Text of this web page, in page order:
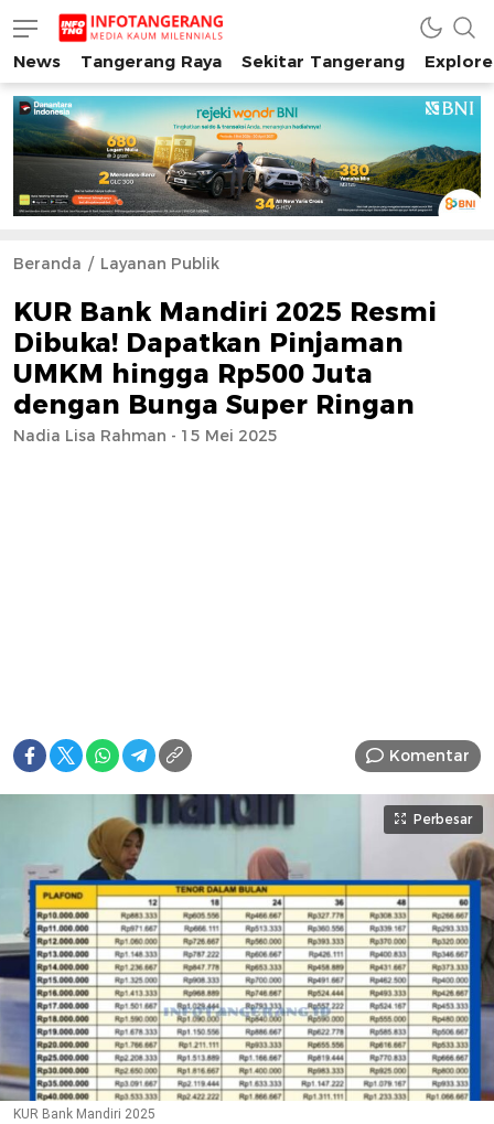
INFO TANGERANG
Media Kaum Millenials Tangerang Raya
News Tangerang Raya Sekitar Tangerang
Beranda Layanan Publik
KUR Bank Mandiri 2025 Resmi
Dibuka! Dapatkan Pinjaman
UMKM hingga Rp500 Juta
dengan Bunga Super Ringan
Nadia Lisa Rahman - 15 Mei 2025
Komentar
Perbesar
KUR Bank Mandiri 2025